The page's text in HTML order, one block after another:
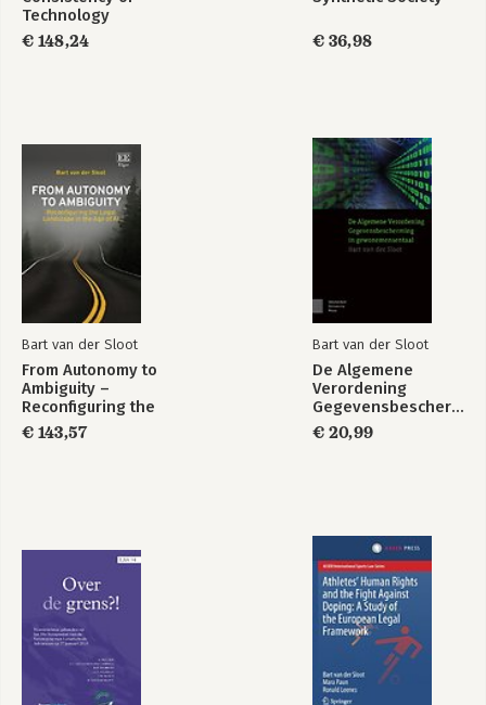
Over de grens?!
The Legal
Consistency of
Technology
Bekijk alle boeken
Technology
Regulation in
Europe
€ 148,24 € 36,98
Bart van der Sloot
From Autonomy to
Ambiguity –
Reconfiguring the
Legal Landscape in
the Age of AI
€ 143,57
Bart van der Sloot
De Algemene
Verordening
in
gewonemensentaal
€ 20,99